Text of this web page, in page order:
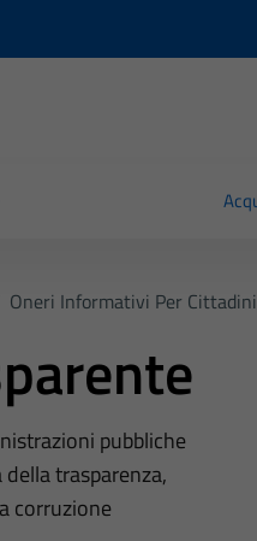
Oneri Informativi Per
pubbliche
trasparenza,
corruzione